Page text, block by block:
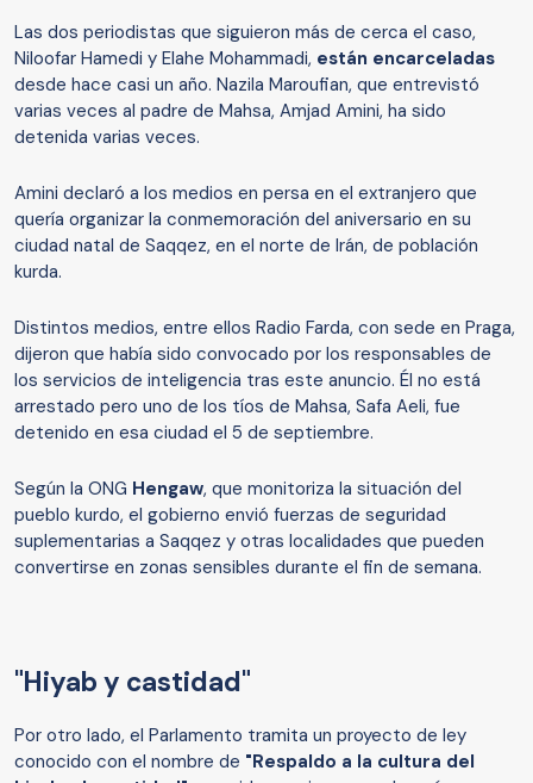
Las dos periodistas que siguieron más de cerca el caso,
Niloofar Hamedi y Elahe Mohammadi, están encarceladas
desde hace casi un año. Nazila Maroufian, que entrevistó
varias veces al padre de Mahsa, Amjad Amini, ha sido
detenida varias veces.
Amini declaró a los medios en persa en el extranjero que
quería organizar la conmemoración del aniversario en su
ciudad natal de Saqqez, en el norte de Irán, de población
kurda.
Distintos medios, entre ellos Radio Farda, con sede en Praga,
dijeron que había sido convocado por los responsables de
los servicios de inteligencia tras este anuncio. Él no está
arrestado pero uno de los tíos de Mahsa, Safa Aeli, fue
detenido en esa ciudad el 5 de septiembre.
Según la ONG Hengaw, que monitoriza la situación del
pueblo kurdo, el gobierno envió fuerzas de seguridad
suplementarias a Saqqez y otras localidades que pueden
convertirse en zonas sensibles durante el fin de semana.
"Hiyab y castidad"
Por otro lado, el Parlamento tramita un proyecto de ley
conocido con el nombre de "Respaldo a la cultura del